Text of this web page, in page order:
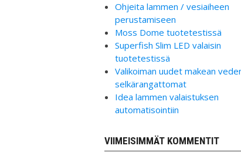
Ohjeita lammen / vesiaiheen
perustamiseen
Moss Dome tuotetestissä
Superfish Slim LED valaisin
tuotetestissä
Valikoiman uudet makean
selkärangattomat
Idea lammen valaistuksen
automatisointiin
VIIMEISIMMÄT KOMMENTIT